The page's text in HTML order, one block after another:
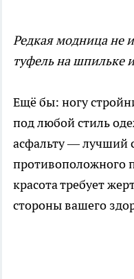
Редкая модница не
туфель на шпильке
Ещё бы: ногу
под любой стиль
асфальту — лучший
противоположного
красота требует
стороны вашего